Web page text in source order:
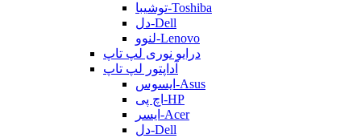
توشیبا-Toshiba
دل-Dell
لنوو-Lenovo
درایو نوری لپ تاپ
آداپتور لپ تاپ
ایسوس-Asus
اچ پی-HP
ایسر-Acer
دل-Dell